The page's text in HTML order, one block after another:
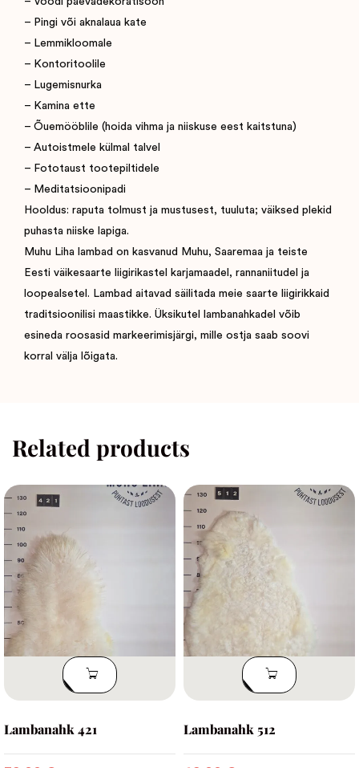
– Pingi või aknalaua kate
– Lemmikloomale
– Kontoritoolile
– Lugemisnurka
– Kamina ette
– Õuemööblile (hoida vihma ja niiskuse eest kaitstuna)
– Autoistmele külmal talvel
– Fototaust tootepiltidele
– Meditatsioonipadi
Hooldus: raputa tolmust ja mustusest, tuuluta; väiksed plekid
puhasta niiske lapiga.
Muhu Liha lambad on kasvanud Muhu, Saaremaa ja teiste
Eesti väikesaarte liigirikastel karjamaadel, rannaniitudel ja
loopealsetel. Lambad aitavad säilitada meie saarte liigirikkaid
traditsioonilisi maastikke. Üksikutel lambanahkadel võib
esineda roosasid markeerimisjärgi, mille ostja saab soovi
korral välja lõigata.
Related products
Lambanahk 421 Lambanahk 512